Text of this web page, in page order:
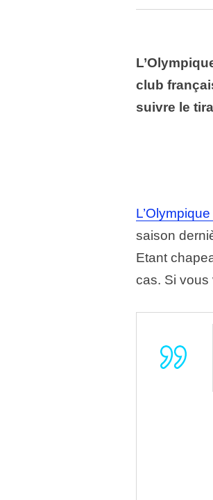
club
suivre le
saison
Etant
cas. Si vous